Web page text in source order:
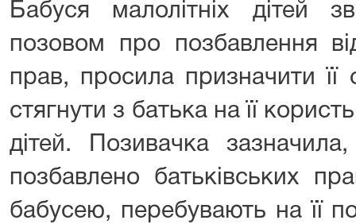
Бабуся малолітніх дітей
позовом про позбавлення
прав, просила призначити її
стягнути з батька на її
дітей. Позивачка
позбавлено батьківських
бабусею, перебувають на її